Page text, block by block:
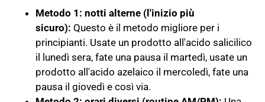
Metodo 1: notti alterne (l'inizio più
sicuro): Questo è il metodo migliore per i
principianti. Usate un prodotto all'acido salicilico
il lunedì sera, fate una pausa il martedì, usate un
prodotto all'acido azelaico il mercoledì, fate una
pausa il giovedì e così via.